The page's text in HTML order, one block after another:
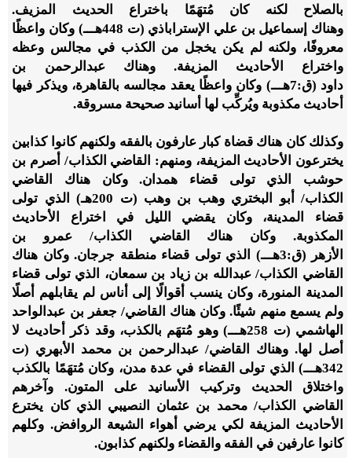
بالصلاح لكنه كان مُتهَمًا باختراع الحديث المزيف.
وهناك إسماعيل بن علي الإستراباذي (ت 448هـــ) وكان واعظًا
معروفًا، ولكنه لم يكن يخجل من الكذب في مجالس وعظه
واختراع الأحاديث المزيفة. وهناك عبدالرحمن بن
داود (ق:7هـــ) وكان واعظًا يعقد مجالسه بالقاهرة، ويذكر فيها
أحاديث مكذوبة ويُركِّب لها أسانيد صحيحة مسروقة.
وكذلك كان هناك قضاة كبار عارفون بالفقه ولكنهم كانوا كذابين
يخترعون الأحاديث المزيفة، ومنهم: القاضي الكذاب/ أصرم بن
حوشب الذي تولى قضاء همدان. وكان هناك القاضي
الكذاب/ أبو البختري وهب بن وهب (ت 200هـ) الذي تولى
قضاء المدينة، وكان يقضي الليل في اختراع الأحاديث
المكذوبة. وكان هناك القاضي الكذاب/ عمرو بن
الأزهر (ق:3هـــ) الذي تولى قضاء منطقة جرجان. وكان هناك
القاضي الكذاب/ عبدالله بن زياد بن سمعان، الذي تولى قضاء
المدينة المنورة، وكان ينسب أقوالًا إلى أناس لم يقابلهم أصلًا
ولم يسمع منهم شيئًا. وكان هناك القاضي/ جعفر بن عبدالواحد
الهاشمي (ت 258هـــ) وهو مُتهَم بالكذب، وقد ذكر أحاديث لا
أصل لها. وهناك القاضي/ عبدالرحمن بن محمد الأبهري (ت
342هـــ) الذي تولى القضاء في عدة مدن، وكان مُتهَمًا بالكذب
واختلاق الحديث وتركيب الأسانيد على المتون. وآخرهم
القاضي الكذاب/ محمد بن عثمان النصيبي الذي كان يخترع
الأحاديث المزيفة لكي يرضي أهواء الشيعة الروافض. وكلهم
كانوا عارفين في الفقه والقضاء ولكنهم كذابون.